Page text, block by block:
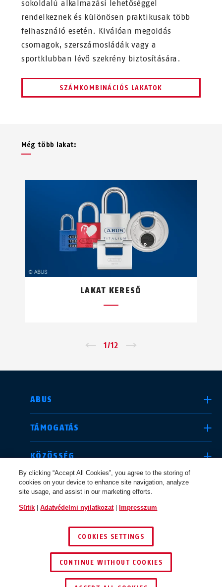
sokoldalú alkalmazási lehetőséggel
rendelkeznek és különösen praktikusak több
felhasználó esetén. Kiválóan megoldás
csomagok, szerszámosládák vagy a
sportklubban lévő szekrény biztosítására.
SZÁMKOMBINÁCIÓS LAKATOK
Még több lakat:
LAKAT KERESŐ
1/12
ABUS
TÁMOGATÁS
KÖZÖSSÉG
JOGI INFORMÁCIÓK
© 2026 ABUS
ORSZÁG KIVÁLASZTÁSA
Deutschland
Canada
Österreich
By clicking “Accept All Cookies”, you agree to the storing of
cookies on your device to enhance site navigation, analyze
site usage, and assist in our marketing efforts.
Sütik |Adatvédelmi nyilatkozat| Impresszum
COOKIES SETTINGS
CONTINUE WITHOUT COOKIES